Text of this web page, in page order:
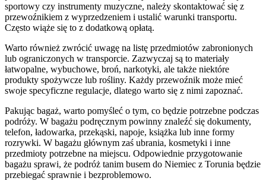
sportowy czy instrumenty muzyczne, należy skontaktować się z
przewoźnikiem z wyprzedzeniem i ustalić warunki transportu.
Często wiąże się to z dodatkową opłatą.
Warto również zwrócić uwagę na listę przedmiotów zabronionych
lub ograniczonych w transporcie. Zazwyczaj są to materiały
łatwopalne, wybuchowe, broń, narkotyki, ale także niektóre
produkty spożywcze lub rośliny. Każdy przewoźnik może mieć
swoje specyficzne regulacje, dlatego warto się z nimi zapoznać.
Pakując bagaż, warto pomyśleć o tym, co będzie potrzebne podczas
podróży. W bagażu podręcznym powinny znaleźć się dokumenty,
telefon, ładowarka, przekąski, napoje, książka lub inne formy
rozrywki. W bagażu głównym zaś ubrania, kosmetyki i inne
przedmioty potrzebne na miejscu. Odpowiednie przygotowanie
bagażu sprawi, że podróż tanim busem do Niemiec z Torunia będzie
przebiegać sprawnie i bezproblemowo.